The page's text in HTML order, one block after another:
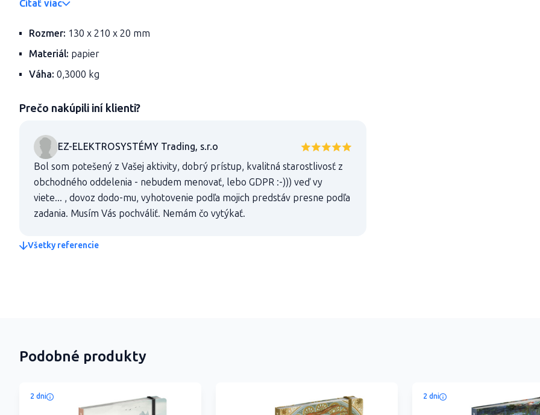
Čítať viac
Rozmer: 130 x 210 x 20 mm
Materiál: papier
Váha: 0,3000 kg
Prečo nakúpili iní klienti?
EZ-ELEKTROSYSTÉMY Trading, s.r.o
Bol som potešený z Vašej aktivity, dobrý prístup, kvalitná starostlivosť z
obchodného oddelenia - nebudem menovať, lebo GDPR :-))) veď vy
viete... , dovoz dodo-mu, vyhotovenie podľa mojich predstáv presne podľa
zadania. Musím Vás pochváliť. Nemám čo vytýkať.
Všetky referencie
Podobné produkty
2 dni 2 dni